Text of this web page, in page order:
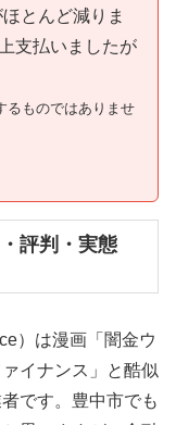
とんど減りま
支払いましたが
るものではありませ
評判・実態
）は漫画「闇金ウ
イナンス」と酷似
です。豊中市でも